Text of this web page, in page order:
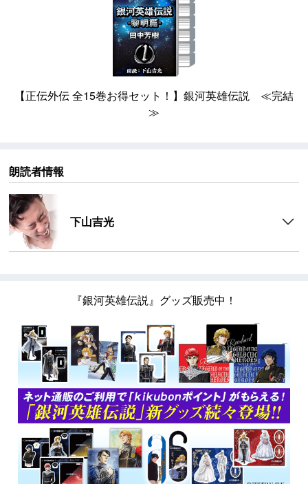
【正伝外伝 全15巻お得セット！】銀河英雄伝説 ≪完結
≫
朗読者情報
下山吉光
『銀河英雄伝説』グッズ販売中！